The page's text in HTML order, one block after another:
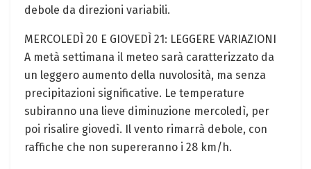
debole da direzioni variabili.
MERCOLEDÌ 20 E GIOVEDÌ 21: LEGGERE VARIAZIONI
A metà settimana il meteo sarà caratterizzato da
un leggero aumento della nuvolosità, ma senza
precipitazioni significative. Le temperature
subiranno una lieve diminuzione mercoledì, per
poi risalire giovedì. Il vento rimarrà debole, con
raffiche che non supereranno i 28 km/h.